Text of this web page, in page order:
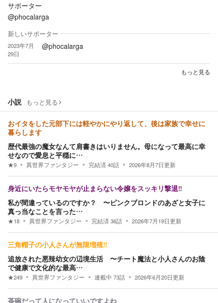
サポーター
@phocalarga
新しいサポーター
2023年7月
29日
@phocalarga
もっと見る
小説 もっと見る
おイタをした元部下には軽やかにやり返して、後は家族で幸せに
暮らします
歴代最強の魔女なんて肩書きはいりません。母になって最高に幸
せなので愛息と平穏に…
★9 異世界ファンタジー 完結済40話 2026年8月7日更新
身近にいたらモヤモヤが止まらない令嬢をスッキリ撃退‼︎
私が間違っているのですか？ 〜ピンクブロンドのあざと女子に
真っ当なことを言った…
★18 異世界ファンタジー 完結済36話 2026年7月19日更新
三角帽子の小人さんが無限増殖‼︎
追放された悪辣幼女の辺境生活 〜チート魔法と小人さんのお陰
で健康で文化的な最高…
★249 異世界ファンタジー 連載中 73話 2026年6月20日更新
茶碗だって人になっていいですよね